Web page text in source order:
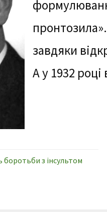
завдяки
А у 1932
боротьби з інсультом